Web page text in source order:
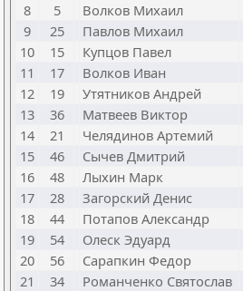
8
5 Волков Михаил
9
25 Павлов Михаил
10
15 Купцов Павел
11
17 Волков Иван
12
19 Утятников Андрей
13
36 Матвеев Виктор
14
21 Челядинов Артемий
15
46 Сычев Дмитрий
16
48 Лыхин Марк
17
28 Загорский Денис
18
44 Потапов Александр
19
54 Олеск Эдуард
20
56 Сарапкин Федор
21
34 Романченко Святослав